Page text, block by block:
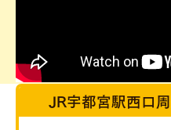
JR宇都宮駅西口